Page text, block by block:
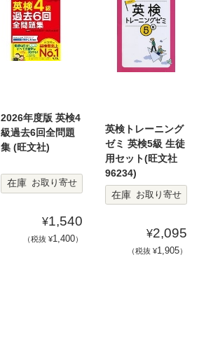
2026年度版 英検4
級過去6回全問題
集 (旺文社)
在庫 お取り寄せ
¥1,540
（税抜 ¥1,400）
英検トレーニング
ゼミ 英検5級 生徒
用セット(旺文社
96234)
在庫
お取り寄せ
¥2,095
（税抜 ¥1,905）